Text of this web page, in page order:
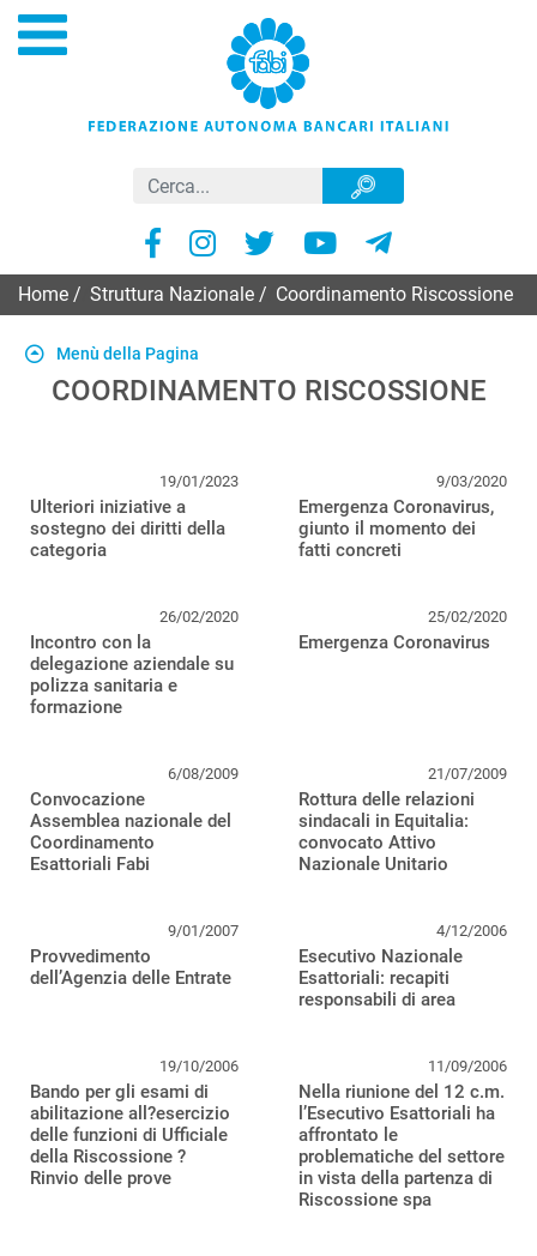
Home Struttura Nazionale Coordinamento Riscossione
Menù della Pagina
COORDINAMENTO RISCOSSIONE
19/01/2023
Ulteriori iniziative a
sostegno dei diritti della
categoria
9/03/2020
Emergenza Coronavirus,
giunto il momento dei
fatti concreti
26/02/2020
Incontro con la
delegazione aziendale su
polizza sanitaria e
formazione
25/02/2020
Emergenza Coronavirus
6/08/2009
Convocazione
Assemblea nazionale del
Coordinamento
Esattoriali Fabi
21/07/2009
Rottura delle relazioni
sindacali in Equitalia:
convocato Attivo
Nazionale Unitario
9/01/2007
Provvedimento
dell’Agenzia delle Entrate
4/12/2006
Esecutivo Nazionale
Esattoriali: recapiti
responsabili di area
19/10/2006
Bando per gli esami di
abilitazione all?esercizio
delle funzioni di Ufficiale
della Riscossione ?
Rinvio delle prove
11/09/2006
Nella riunione del 12 c.m.
l’Esecutivo Esattoriali ha
affrontato le
problematiche del settore
in vista della partenza di
Riscossione spa